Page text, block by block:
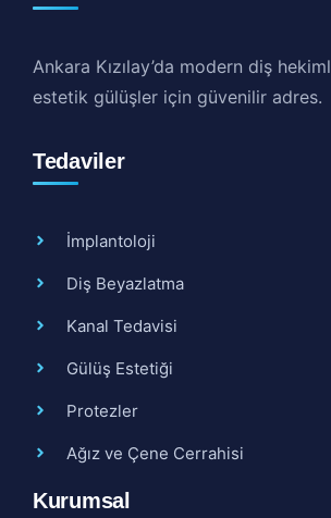
Ankara Kızılay’da modern diş
estetik gülüşler için güvenilir adres.
Tedaviler
İmplantoloji
Diş Beyazlatma
Kanal Tedavisi
Gülüş Estetiği
Protezler
Ağız ve Çene Cerrahisi
Kurumsal